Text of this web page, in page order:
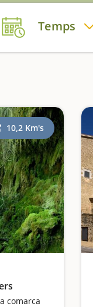
Temps
10,2 Km's
comarca